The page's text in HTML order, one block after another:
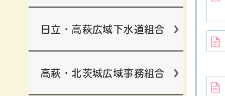
日立・高萩広域下水道組合
高萩・北茨城広域事務組合